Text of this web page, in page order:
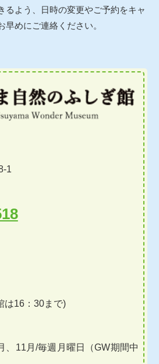
るよう、日時の変更やご予約をキャ
早めにご連絡ください。
1
は16：30まで)
、11月/毎週月曜日（GW期間中